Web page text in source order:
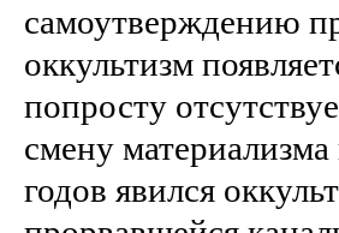
самоутверждению
оккультизм
попросту
смену
годов явился